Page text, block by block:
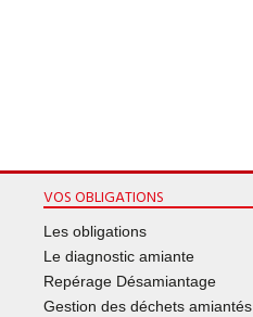
VOS OBLIGATIONS
Les obligations
Le diagnostic amiante
Repérage Désamiantage
Gestion des déchets amiantés